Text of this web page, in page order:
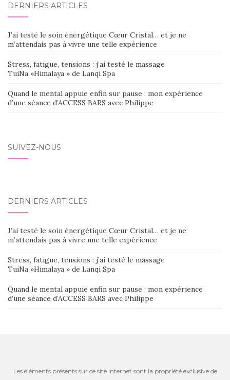
DERNIERS ARTICLES
J’ai testé le soin énergétique Cœur Cristal… et je ne
m’attendais pas à vivre une telle expérience
Stress, fatigue, tensions : j’ai testé le massage
TuiNa »Himalaya » de Lanqi Spa
Quand le mental appuie enfin sur pause : mon expérience
d’une séance d’ACCESS BARS avec Philippe
SUIVEZ-NOUS
DERNIERS ARTICLES
J’ai testé le soin énergétique Cœur Cristal… et je ne
m’attendais pas à vivre une telle expérience
Stress, fatigue, tensions : j’ai testé le massage
TuiNa »Himalaya » de Lanqi Spa
Quand le mental appuie enfin sur pause : mon expérience
d’une séance d’ACCESS BARS avec Philippe
Les éléments présents sur ce site internet sont la propriété exclusive de